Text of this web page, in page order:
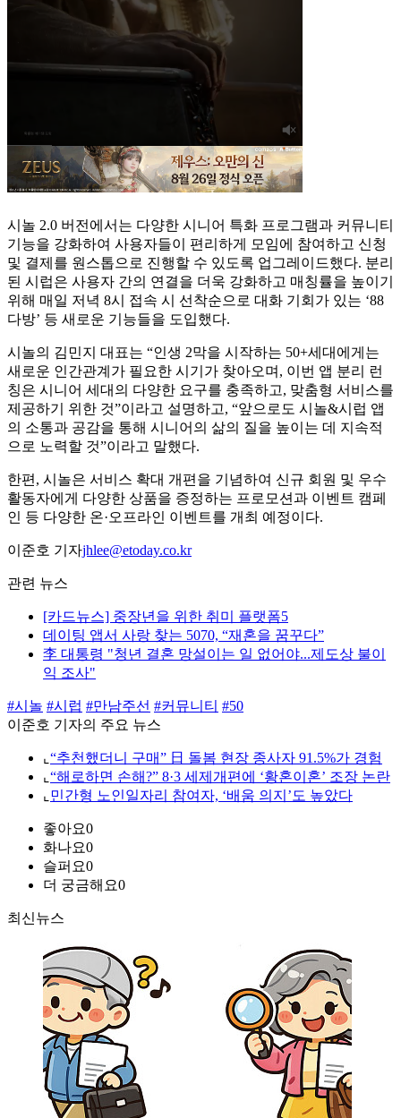
시놀 2.0 버전에서는 다양한 시니어 특화 프로그램과 커뮤니티
기능을 강화하여 사용자들이 편리하게 모임에 참여하고 신청
및 결제를 원스톱으로 진행할 수 있도록 업그레이드했다. 분리
된 시럽은 사용자 간의 연결을 더욱 강화하고 매칭률을 높이기
위해 매일 저녁 8시 접속 시 선착순으로 대화 기회가 있는 ‘88
다방’ 등 새로운 기능들을 도입했다.
시놀의 김민지 대표는 “인생 2막을 시작하는 50+세대에게는
새로운 인간관계가 필요한 시기가 찾아오며, 이번 앱 분리 런
칭은 시니어 세대의 다양한 요구를 충족하고, 맞춤형 서비스를
제공하기 위한 것”이라고 설명하고, “앞으로도 시놀&시럽 앱
의 소통과 공감을 통해 시니어의 삶의 질을 높이는 데 지속적
으로 노력할 것”이라고 말했다.
한편, 시놀은 서비스 확대 개편을 기념하여 신규 회원 및 우수
활동자에게 다양한 상품을 증정하는 프로모션과 이벤트 캠페
인 등 다양한 온·오프라인 이벤트를 개최 예정이다.
이준호 기자jhlee@etoday.co.kr
관련 뉴스
[카드뉴스] 중장년을 위한 취미 플랫폼5
데이팅 앱서 사랑 찾는 5070, “재혼을 꿈꾸다”
李 대통령 "청년 결혼 망설이는 일 없어야...제도상 불이
익 조사"
#시놀 #시럽 #만남주선 #커뮤니티 #50
이준호 기자의 주요 뉴스
⌞ “추천했더니 구매” 日 돌봄 현장 종사자 91.5%가 경험
⌞ “해로하면 손해?” 8·3 세제개편에 ‘황혼이혼’ 조장 논란
⌞ 민간형 노인일자리 참여자, ‘배움 의지’도 높았다
좋아요0
화나요0
슬퍼요0
더 궁금해요0
최신뉴스